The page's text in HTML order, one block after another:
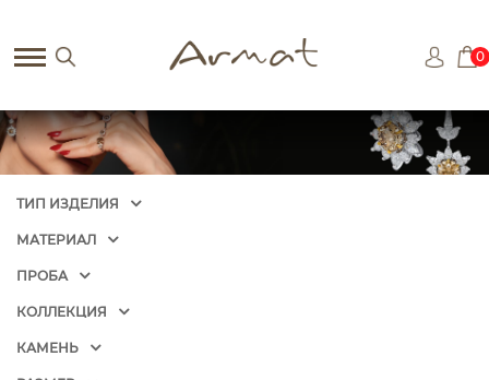
0
ТИП ИЗДЕЛИЯ
МАТЕРИАЛ
ПРОБА
КОЛЛЕКЦИЯ
КАМЕНЬ